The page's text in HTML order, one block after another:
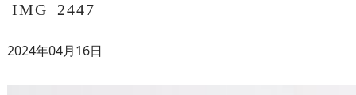
IMG_2447
2024年04月16日